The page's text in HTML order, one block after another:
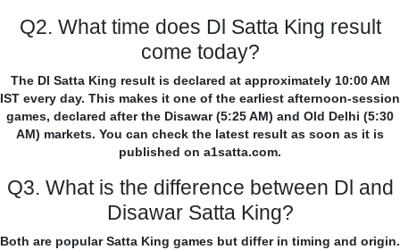
Q2. What time does Dl Satta King result
come today?
The Dl Satta King result is declared at approximately 10:00 AM
IST every day. This makes it one of the earliest afternoon-session
games, declared after the Disawar (5:25 AM) and Old Delhi (5:30
AM) markets. You can check the latest result as soon as it is
published on a1satta.com.
Q3. What is the difference between Dl and
Disawar Satta King?
Both are popular Satta King games but differ in timing and origin.